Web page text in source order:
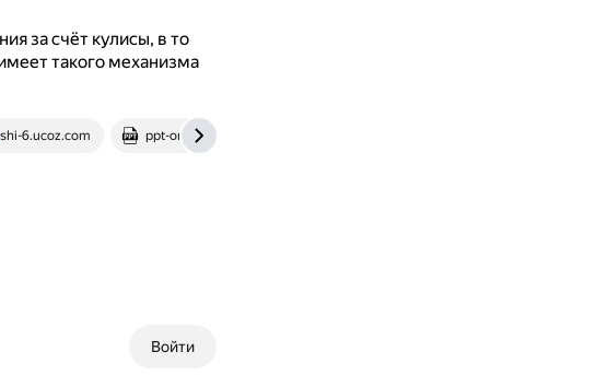
за счёт кулисы, в то
такого механизма
6.ucoz.com ppt-online.org
Войти